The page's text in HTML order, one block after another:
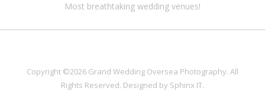
Most breathtaking wedding venues!
Copyright ©2026 Grand Wedding Oversea Photography. All
Rights Reserved. Designed by Sphinx IT.